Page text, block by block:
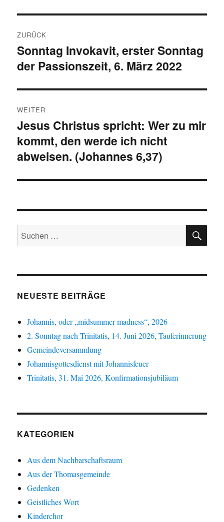
ZURÜCK
Vorheriger
Beitrag:
Sonntag Invokavit, erster Sonntag
der Passionszeit, 6. März 2022
WEITER
Nächster
Beitrag:
Jesus Christus spricht: Wer zu mir
kommt, den werde ich nicht
abweisen. (Johannes 6,37)
Suchen
nach:
NEUESTE BEITRÄGE
Johannis, oder „midsummer madness“, 2026
2. Sonntag nach Trinitatis, 14. Juni 2026, Tauferinnerung
Gemeindeversammlung
Johannisgottesdienst mit Johannisfeuer
Trinitatis, 31. Mai 2026, Konfirmationsjubiläum
KATEGORIEN
Aus dem Nachbarschaftsraum
Aus der Thomasgemeinde
Gedenken
Geistliches Wort
Kinderchor